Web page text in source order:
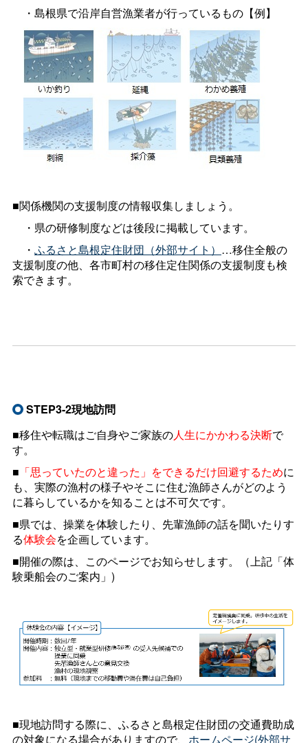
・島根県で沿岸自営漁業者が行っているもの【例】
■関係機関の支援制度の情報収集しましょう。
・県の研修制度などは後段に掲載しています。
・ ふるさと島根定住財団（外部サイト） …移住全般の
支援制度の他、各市町村の移住定住関係の支援制度も検
索できます。
STEP3-2現地訪問
■移住や転職はご自身やご家族の人生にかかわる決断で
す。
■ 「思っていたのと違った」をできるだけ回避するために
も、実際の漁村の様子やそこに住む漁師さんがどのよう
に暮らしているかを知ることは不可欠です。
■県では、操業を体験したり、先輩漁師の話を聞いたりす
る体験会を企画しています。
■開催の際は、このページでお知らせします。（上記「体
験乗船会のご案内」)
■現地訪問する際に、ふるさと島根定住財団の交通費助成
の対象になる場合がありますので、 ホームページ(外部サ